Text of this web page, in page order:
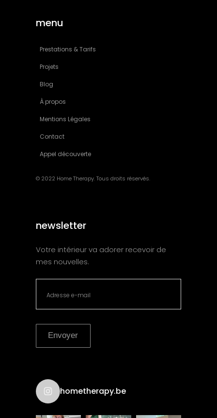
menu
Prestations & Tarifs
Projets
Blog
À propos
Mentions Légales
Contact
Appel découverte
© 2022 Home Therapy. Tous droits réservés.
newsletter
Votre intérieur va adorer recevoir de
mes nouvelles.
Envoyer
hometherapy.be